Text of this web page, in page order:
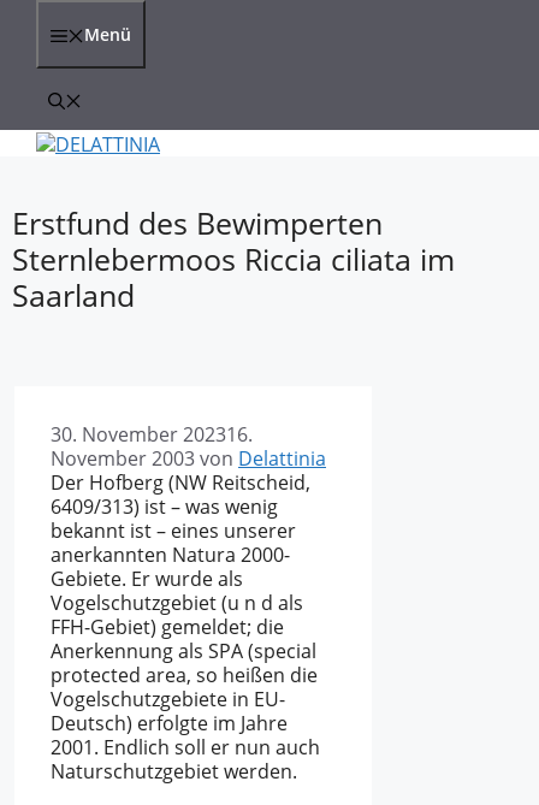
Zum
Menü
Erstfund des Bewimperten
Sternlebermoos Riccia ciliata im
Saarland
30. November 202316.
November 2003von Delattinia
Der Hofberg (NW Reitscheid,
6409/313) ist – was wenig
bekannt ist – eines unserer
anerkannten Natura 2000-
Gebiete. Er wurde als
Vogelschutzgebiet (u n d als
FFH-Gebiet) gemeldet; die
Anerkennung als SPA (special
protected area, so heißen die
Vogelschutzgebiete in EU-
Deutsch) erfolgte im Jahre
2001. Endlich soll er nun auch
Naturschutzgebiet werden.